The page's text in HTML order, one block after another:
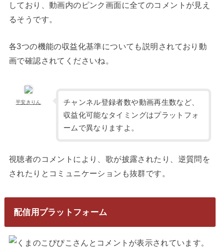
しており、動画内のピンク画面に全てのコメントが見え
るそうです。
各3つの機能の収益化基準についても説明されており動
画で確認されてくださいね。
平安きりん
チャンネル登録者数や動画再生数など、
収益化可能なタイミングはプラットフォ
ームで異なりますよ。
視聴者のコメントにより、歌が披露されたり、逆質問を
されたりとコミュニケーションも抜群です。
配信用プラットフォーム